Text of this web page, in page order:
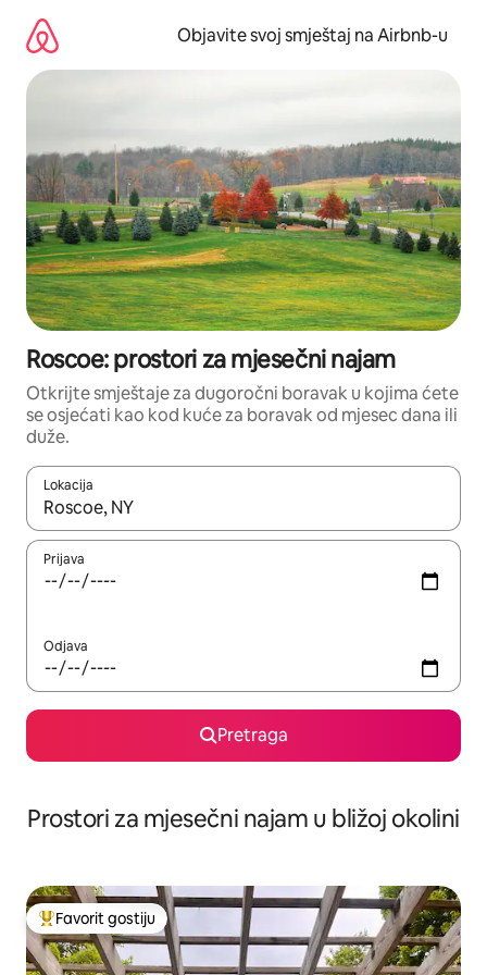
sadržaj
Objavite svoj smještaj na Airbnb-u
Roscoe: prostori za mjesečni najam
Otkrijte smještaje za dugoročni boravak u kojima ćete
se osjećati kao kod kuće za boravak od mjesec dana ili
duže.
Lokacija
Kad su rezultati dostupni, možete da se krećete kroz njih
Prijava
Odjava
Pretraga
Prostori za mjesečni najam u bližoj okolini
Glavni favorit gostiju
Favorit gostiju